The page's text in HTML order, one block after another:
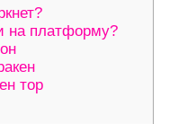
на платформу?
тор